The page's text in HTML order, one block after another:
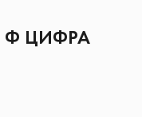
Ф ЦИФРА